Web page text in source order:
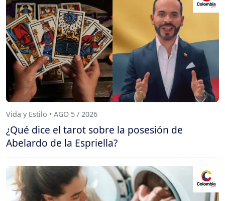
Vida y Estilo • AGO 5 / 2026
¿Qué dice el tarot sobre la posesión de
Abelardo de la Espriella?